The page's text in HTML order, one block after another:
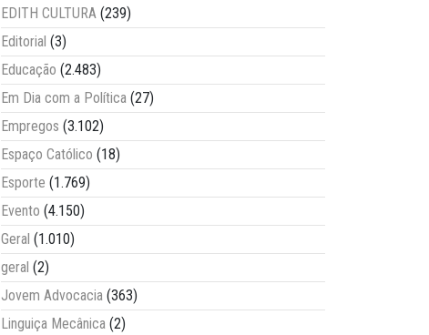
EDITH CULTURA (239)
Editorial (3)
Educação (2.483)
Em Dia com a Política (27)
Empregos (3.102)
Espaço Católico (18)
Esporte (1.769)
Evento (4.150)
Geral (1.010)
geral (2)
Jovem Advocacia (363)
Linguiça Mecânica (2)